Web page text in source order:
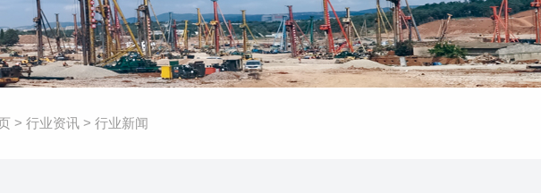
> 行业资讯> 行业新闻